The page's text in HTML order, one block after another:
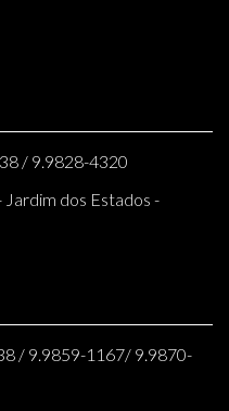
/ 9.9828-4320
Jardim dos Estados -
/ 9.9859-1167/ 9.9870-